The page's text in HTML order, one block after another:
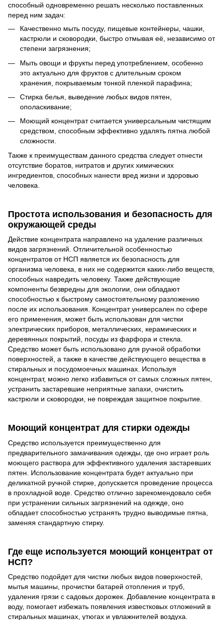
способный одновременно решать несколько поставленных
перед ним задач:
Качественно мыть посуду, пищевые контейнеры, чашки,
кастрюли и сковородки, быстро отмывая её, независимо от
степени загрязнения;
Мыть овощи и фрукты перед употреблением, особенно
это актуально для фруктов с длительным сроком
хранения, покрываемым тонкой пленкой парафина;
Стирка белья, выведение любых видов пятен,
ополаскивание;
Моющий концентрат считается универсальным чистящим
средством, способным эффективно удалять пятна любой
сложности.
Также к преимуществам данного средства следует отнести
отсутствие боратов, нитратов и других химических
ингредиентов, способных нанести вред жизни и здоровью
человека.
Простота использования и безопасность для
окружающей среды
Действие концентрата направлено на удаление различных
видов загрязнений. Отличительной особенностью
концентратов от НСП является их безопасность для
организма человека, в них не содержится каких-либо веществ,
способных навредить человеку. Также действующие
компоненты безвредны для экологии, они обладают
способностью к быстрому самостоятельному разложению
после их использования. Концентрат универсален по сфере
его применения, может быть использован для чистки
электрических приборов, металлических, керамических и
деревянных покрытий, посуды из фарфора и стекла.
Средство может быть использовано для ручной обработки
поверхностей, а также в качестве действующего вещества в
стиральных и посудомоечных машинах. Используя
концентрат, можно легко избавиться от самых сложных пятен,
устранить застаревшие неприятные запахи, очистить
кастрюли и сковородки, не повреждая защитное покрытие.
Моющий концентрат для стирки одежды
Средство используется преимущественно для
предварительного замачивания одежды, где оно играет роль
моющего раствора для эффективного удаления застаревших
пятен. Использование концентрата будет актуально при
деликатной ручной стирке, допускается проведение процесса
в прохладной воде. Средство отлично зарекомендовало себя
при устранении сильных загрязнений на одежде, оно
обладает способностью устранять трудно выводимые пятна,
заменяя стандартную стирку.
Где еще используется моющий концентрат от
НСП?
Средство подойдет для чистки любых видов поверхностей,
мытья машины, прочистки батарей отопления и труб,
удаления грязи с садовых дорожек. Добавление концентрата в
воду, помогает избежать появления известковых отложений в
стиральных машинах, утюгах и увлажнителей воздуха.